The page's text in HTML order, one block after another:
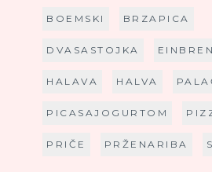
BOEMSKI BRZAPICA
DVASASTOJKA
HALAVA HALVA
PICASAJOGURTOM
PRIČE PRŽENARIBA